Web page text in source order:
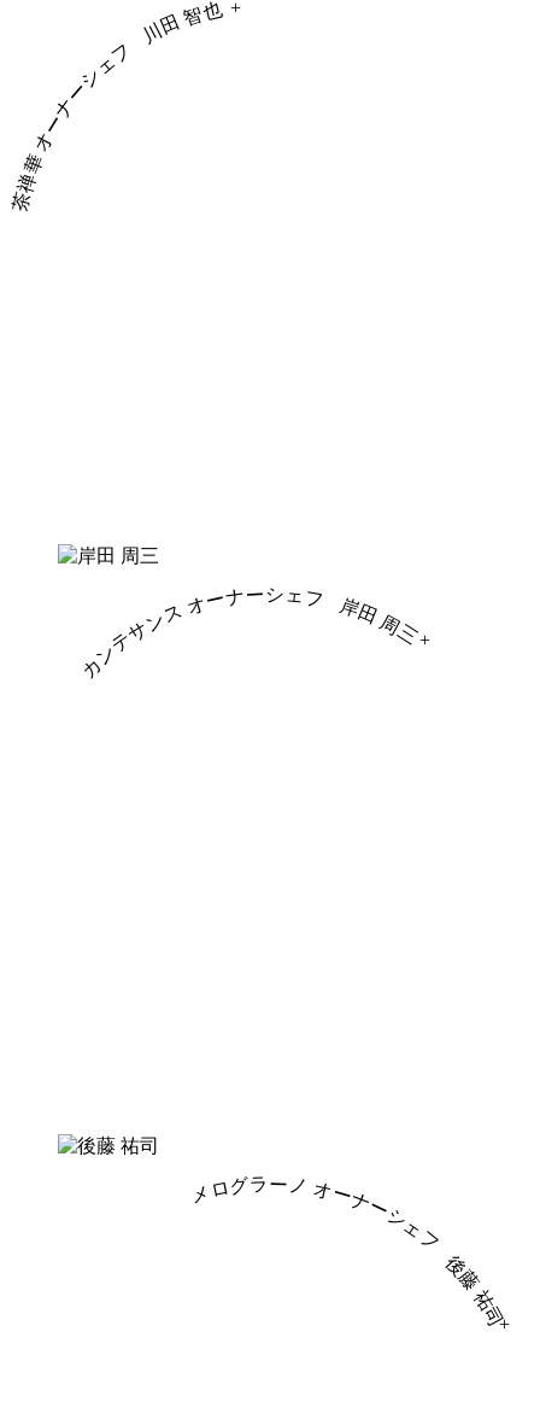
茶禅華 オーナーシェフ
川田 智也 +
カンテサンス オーナーシェフ 岸田 周三+
メログラーノ オーナーシェフ
後藤 祐司+